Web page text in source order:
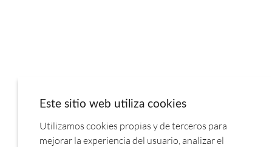
SARTEN ANTIADHERENTE 32CM SAMOA 716710.ARCOS
Este sitio web utiliza cookies
Utilizamos cookies propias y de terceros para
mejorar la experiencia del usuario, analizar el